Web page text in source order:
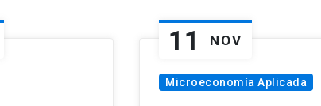
11 NOV
Microeconomía Aplicada